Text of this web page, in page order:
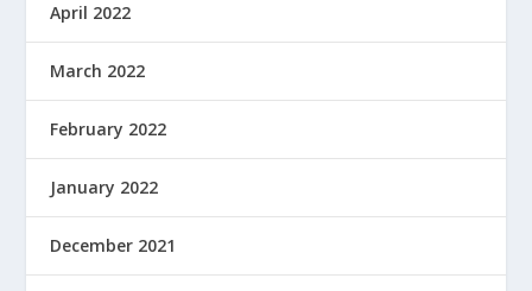
April 2022
March 2022
February 2022
January 2022
December 2021